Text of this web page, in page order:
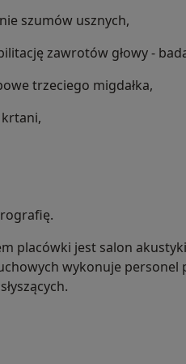
szumów usznych,
zawrotów głowy -
trzeciego migdałka,
placówki jest salon
wykonuje